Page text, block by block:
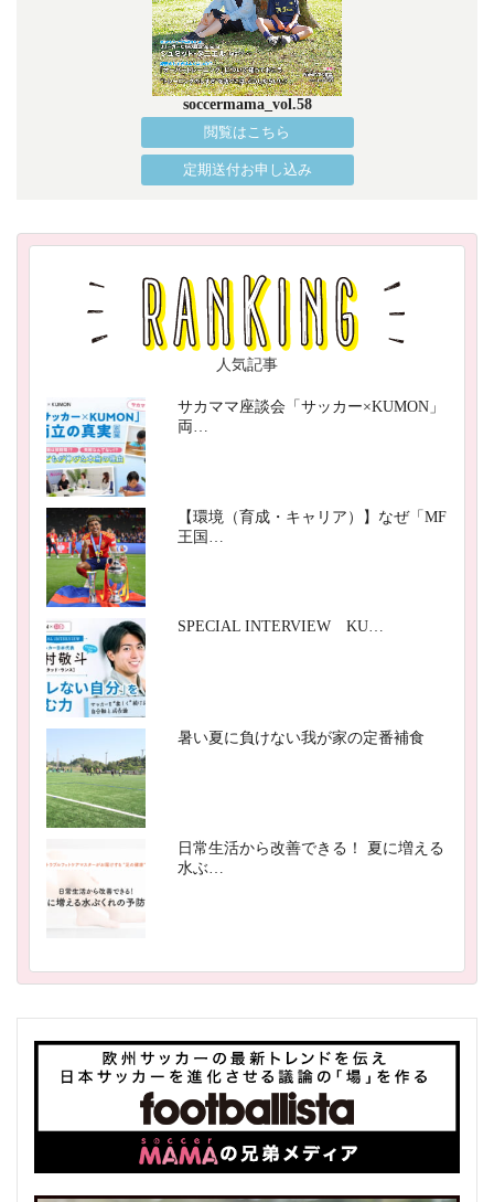
soccermama_vol.58
閲覧はこちら
定期送付お申し込み
人気記事
サカママ座談会「サッカー×KUMON」
両…
【環境（育成・キャリア）】なぜ「MF
王国…
SPECIAL INTERVIEW KU…
暑い夏に負けない我が家の定番補食
日常生活から改善できる！ 夏に増える
水ぶ…